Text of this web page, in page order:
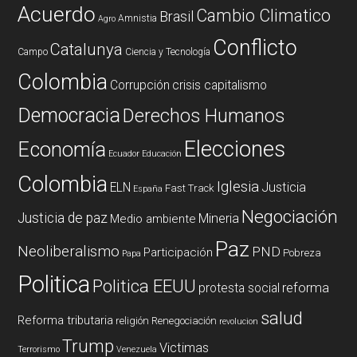
Acuerdo Agro Amnistia Brasil Cambio Climatico
Campo Catalunya Ciencia y Tecnología Conflicto
Colombia Corrupción crisis capitalismo
DemocraciaDerechos Humanos
Economía Ecuador Educación Elecciones
Colombia ELN España Fast Track Iglesia Justicia
Justicia de paz Medio ambiente Mineria Negociación
Neoliberalismo Papa Participación Paz PND Pobreza
PoliticaPolitica EEUU protesta social reforma
Reforma tributaria religión Renegociación revolucion salud
Terrorismo Trump Venezuela Victimas